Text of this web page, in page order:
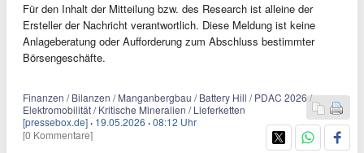
Für den Inhalt der Mitteilung bzw. des Research ist alleine der
Ersteller der Nachricht verantwortlich. Diese Meldung ist keine
Anlageberatung oder Aufforderung zum Abschluss bestimmter
Börsengeschäfte.
Finanzen / Bilanzen / Manganbergbau / Battery Hill / PDAC 2026 /
Elektromobilität / Kritische Mineralien / Lieferketten
[pressebox.de] · 19.05.2026 ·08:12 Uhr
[0 Kommentare]